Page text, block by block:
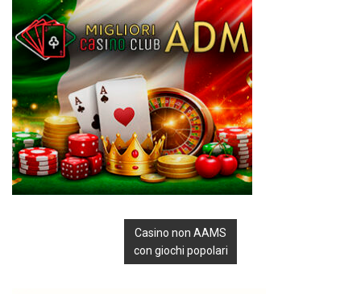
Casino non AAMS
con giochi popolari